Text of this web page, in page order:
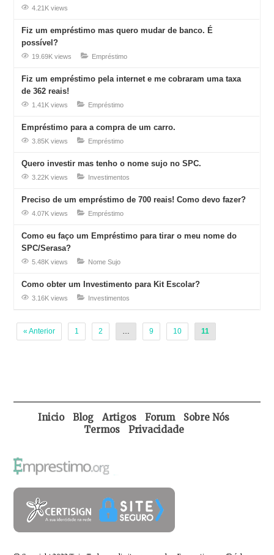
4.21K views
Fiz um empréstimo mas quero mudar de banco. É
possível?
19.69K views Empréstimo
Fiz um empréstimo pela internet e me cobraram uma taxa
de 362 reais!
1.41K views Empréstimo
Empréstimo para a compra de um carro.
3.85K views Empréstimo
Quero investir mas tenho o nome sujo no SPC.
3.22K views Investimentos
Preciso de um empréstimo de 700 reais! Como devo fazer?
4.07K views Empréstimo
Como eu faço um Empréstimo para tirar o meu nome do
SPC/Serasa?
5.48K views Nome Sujo
Como obter um Investimento para Kit Escolar?
3.16K views Investimentos
« Anterior 1 2 … 9 10 11
Inicio Blog Artigos Forum
Sobre Nós
Termos
Privacidade